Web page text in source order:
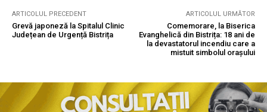
ARTICOLUL PRECEDENT
Grevă japoneză la Spitalul Clinic
Județean de Urgență Bistrița
ARTICOLUL URMĂTOR
Comemorare, la Biserica
Evanghelică din Bistrița: 18 ani de
la devastatorul incendiu care a
mistuit simbolul orașului